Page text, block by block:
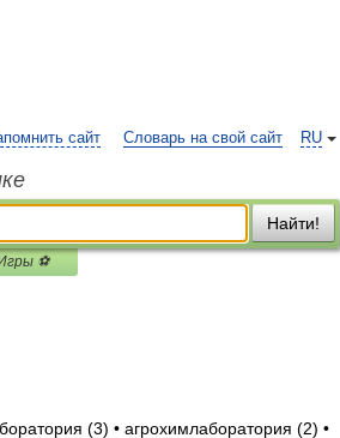
RU
сайт Словарь на свой сайт
Найти!
⚽
(3) • агрохимлаборатория (2) •